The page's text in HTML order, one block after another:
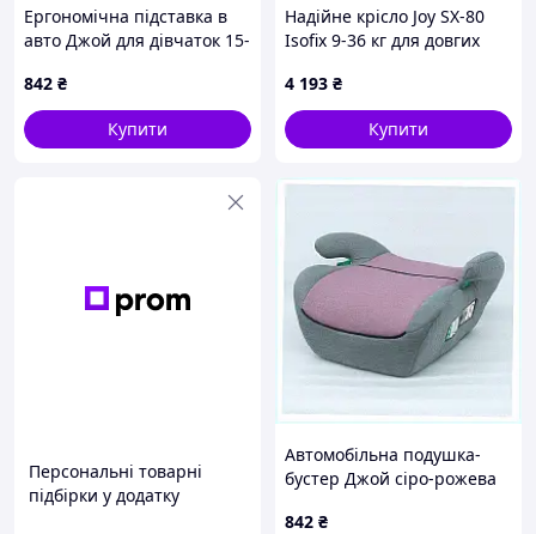
Ергономічна підставка в
авто Джой для дівчаток 15-
842 ₴
Купити
Надійне крісло Joy SX-80
Isofix 9-36 кг для довгих
4 193 ₴
Купити
Персональні товарні
підбірки у додатку
Автомобільна подушка-
бустер Джой сіро-рожева
842 ₴